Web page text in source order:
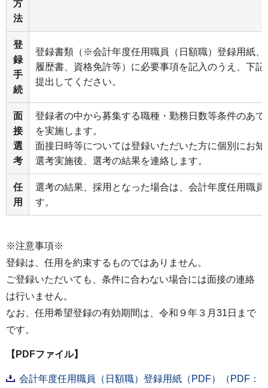
方
法
登
録
手
続
登録書類（※会計年度任用職員（日額職）登録用紙、
履歴書、資格免許等）に必要事項を記入のうえ、下
提出してください。
面
接
選
考
登録者の中から募集する職種・勤務日数等条件のあ
を実施します。
面接日時等については登録いただいた方に個別にお知
選考実施後、選考の結果を連絡します。
任
用
選考の結果、採用となった場合は、会計年度任用職
す。
※注意事項※
登録は、任用を約束するものではありません。
ご登録いただいても、条件に合わない場合には面接の連絡
は行いません。
なお、任用希望登録の有効期間は、令和９年３月31日まで
です。
【PDFファイル】
会計年度任用職員（日額職）登録用紙（PDF）（PDF：